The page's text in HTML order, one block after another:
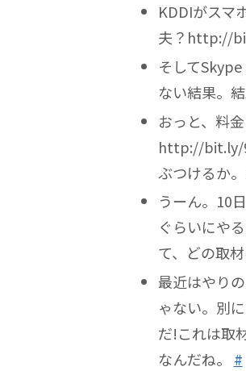
KDDIがスマ
夫？http://
そして
ない結果。
おっと、料
http://bit.ly/
ぶつけるか
うーん。10
ぐらいにや
て、どの取
最近はやり
ゃない。別
だ!これは取
なんだね。 #